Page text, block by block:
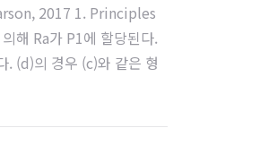
2017 1. Principles
해 Ra가 P1에 할당된다.
. (d)의 경우 (c)와 같은 형